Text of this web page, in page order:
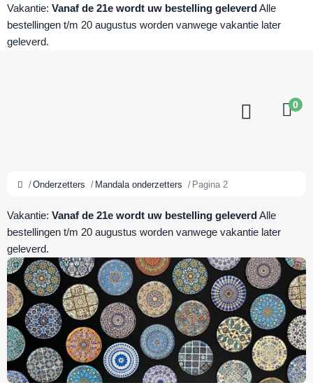
Vakantie: Vanaf de 21e wordt uw bestelling geleverdAlle
bestellingen t/m 20 augustus worden vanwege vakantie later
geleverd.
0
Onderzetters Mandala onderzetters Pagina 2
Vakantie: Vanaf de 21e wordt uw bestelling geleverdAlle
bestellingen t/m 20 augustus worden vanwege vakantie later
geleverd.